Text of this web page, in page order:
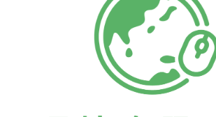
酸鹽超量；濱江市場18、17攤商販售的
1倍多，不過二氧化硫超標53倍，產品來
菜生產合作社；另外1件販售自惠康頂好
產品來源自家樂食品，連續2年稽查不合
「二氧化硫」。衛生局已經要求不合格
另外這波稽查，也抽驗55件包裝食品標